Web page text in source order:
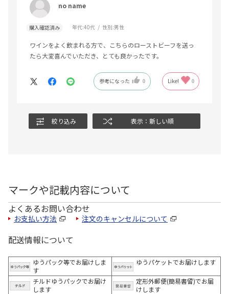
no name
購入確認済み 年代:40代 性別:男性
ワインをよく飲まれる方で、こちらのローストビーフを送っ
たら大変喜んでいただき、とても良かったです。
参考になった 0 Like! 0
絞り込み 表示：新しい順
マークや記載内容について
よくあるお問い合わせ
お支払い方法 注文のキャンセルについて
配送情報について
ゆうパック等でお届けしま
す
ゆうパケットでお届けします
チルドゆうパックでお届け
します
定形外郵便(簡易書留)でお届
けします